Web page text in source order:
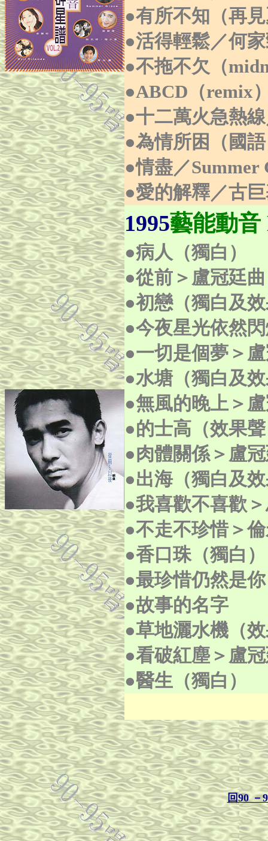
●有所不知（再
●活得輕鬆／何
●不拖不欠（
●ABCD（remix
●十二萬火急熱
●為情所困（國
●情盡／Summer
●愛的解釋／古
1995藝能動音
●病人（獨白）
●從前＞盧冠廷
●初戀（獨白及
●今夜星光依然
●一切是個夢＞
●水塘 （獨白及
●無風的晚上＞
●的士高 （效果
●肉體關係＞盧
●出海 （獨白及
●我喜歡不喜歡
●不走不珍惜＞
●香口珠（獨白）
●最珍惜仍然是
●故事的名字
●草地灑水機 （
●看破紅塵＞盧
●醫生（獨白）
回90 －